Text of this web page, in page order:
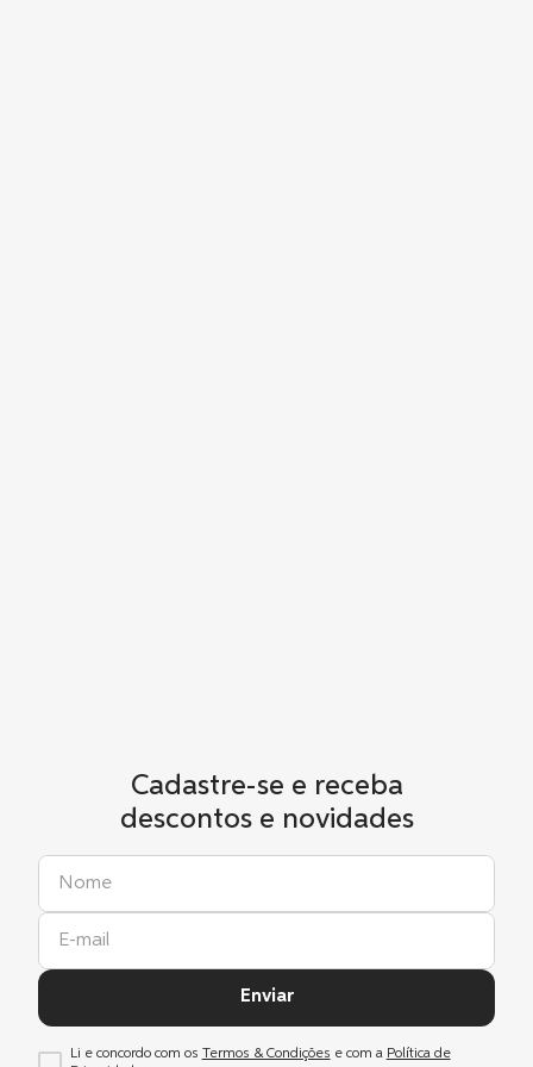
Cadastre-se e receba
descontos e novidades
Enviar
Li e concordo com os Termos & Condições e com a Política de